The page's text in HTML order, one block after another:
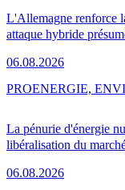
L'Allemagne renforce
attaque hybride
06.08.2026
La pénurie d'énergie
libéralisation du
06.08.2026
PROENERGIE,